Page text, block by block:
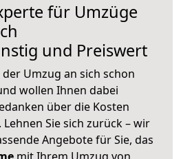
für Umzüge
und Preiswert
Umzug an sich schon
wollen Ihnen dabei
über die Kosten
Sie sich zurück – wir
Angebote für Sie, das